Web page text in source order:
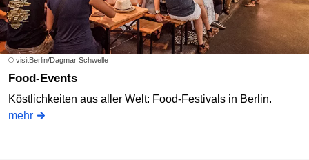
© visitBerlin/Dagmar Schwelle
Food-Events
Köstlichkeiten aus aller Welt: Food-Festivals in Berlin.
mehr